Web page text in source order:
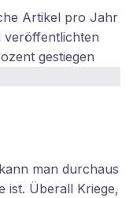
Artikel pro Jahr
veröffentlichten
gestiegen
man durchaus
ist. Überall Kriege,